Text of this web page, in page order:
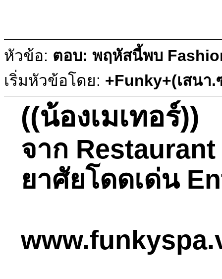
หัวข้อ: ตอบ: พฤหัสนี้พบ
เริ่มหัวข้อโดย: +Funky+(เสนา
((น้องเมเทอร์))
จาก
ยาศัยโดดเด่น